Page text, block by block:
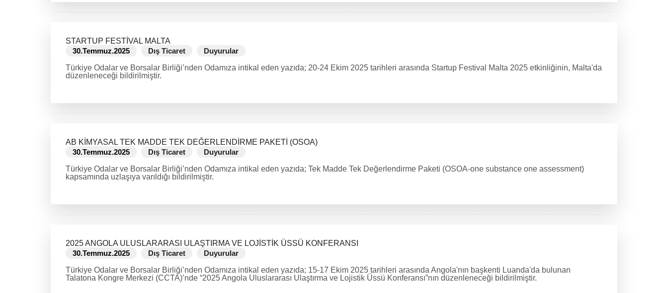
STARTUP FESTİVAL MALTA
30.Temmuz.2025
Dış Ticaret
Duyurular
Türkiye Odalar ve Borsalar Birliği’nden Odamıza intikal eden yazıda; 20-24 Ekim 2025 tarihleri arasında Startup Festival Malta 2025 etkinliğinin, Malta'da
düzenleneceği bildirilmiştir.
AB KİMYASAL TEK MADDE TEK DEĞERLENDİRME PAKETİ (OSOA)
30.Temmuz.2025
Dış Ticaret
Duyurular
Türkiye Odalar ve Borsalar Birliği’nden Odamıza intikal eden yazıda; Tek Madde Tek Değerlendirme Paketi (OSOA-one substance one assessment)
kapsamında uzlaşıya varıldığı bildirilmiştir.
2025 ANGOLA ULUSLARARASI ULAŞTIRMA VE LOJİSTİK ÜSSÜ KONFERANSI
30.Temmuz.2025
Dış Ticaret
Duyurular
Türkiye Odalar ve Borsalar Birliği’nden Odamıza intikal eden yazıda; 15-17 Ekim 2025 tarihleri arasında Angola'nın başkenti Luanda'da bulunan
Talatona Kongre Merkezi (CCTA)’nde “2025 Angola Uluslararası Ulaştırma ve Lojistik Üssü Konferansı”nın düzenleneceği bildirilmiştir.